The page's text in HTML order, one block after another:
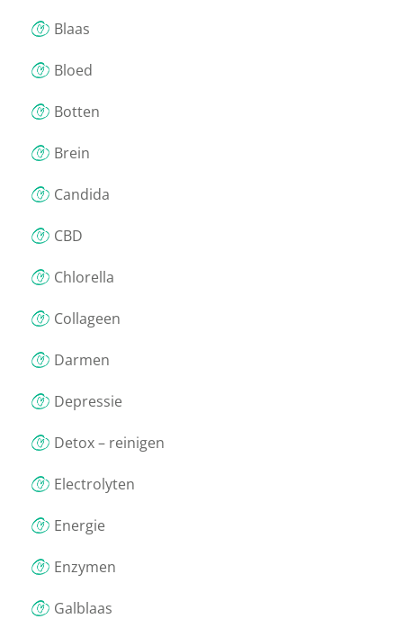
Blaas
Bloed
Botten
Brein
Candida
CBD
Chlorella
Collageen
Darmen
Depressie
Detox – reinigen
Electrolyten
Energie
Enzymen
Galblaas